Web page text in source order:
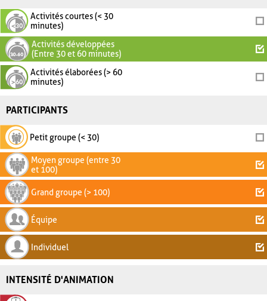
Activités courtes (< 30
minutes)
Activités développées
(Entre 30 et 60 minutes)
Activités élaborées (> 60
minutes)
PARTICIPANTS
Petit groupe (< 30)
Moyen groupe (entre 30
et 100)
Grand groupe (> 100)
Équipe
Individuel
INTENSITÉ D'ANIMATION